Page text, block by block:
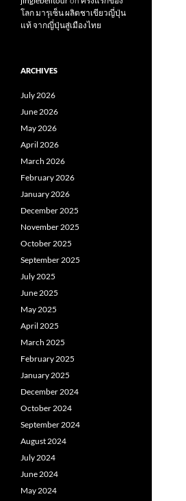
โลก มารุเซ็น ผลิตชาเขียวญี่ปุ่น
แท้ จากญี่ปุ่นสู่เมืองไทย
ARCHIVES
July 2026
June 2026
May 2026
April 2026
March 2026
February 2026
January 2026
December 2025
November 2025
October 2025
September 2025
July 2025
June 2025
May 2025
April 2025
March 2025
February 2025
January 2025
December 2024
October 2024
September 2024
August 2024
July 2024
June 2024
May 2024